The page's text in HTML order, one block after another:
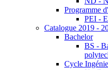
Programme
PEI -
Catalogue 2019 -
Bachelor
BS -
Cycle